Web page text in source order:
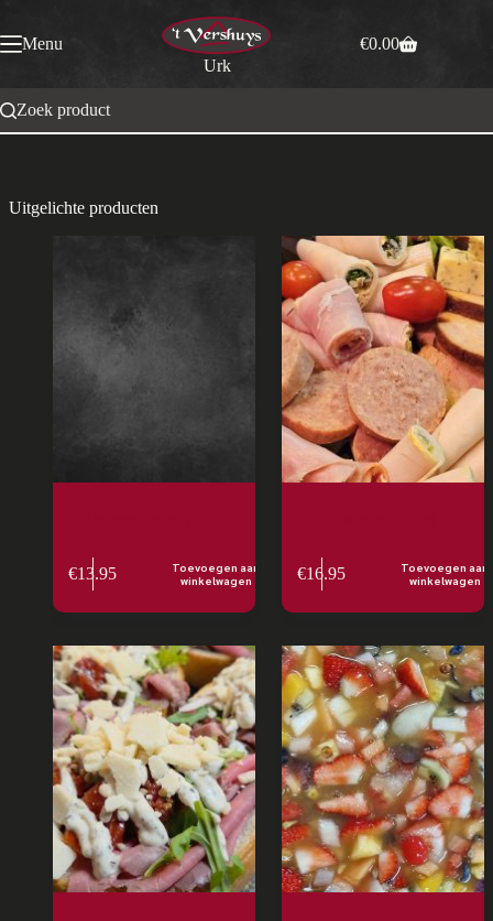
de Menu
Urk
Winkelwagen
€0.00
Zoek product
Uitgelichte producten
€13.95
Toevoegen aan
winkelwagen
€16.95
Toevoegen aan
winkelwagen